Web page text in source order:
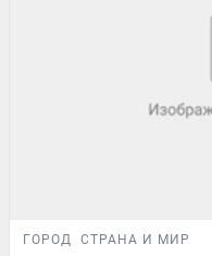
ГОРОД СТРАНА И МИР